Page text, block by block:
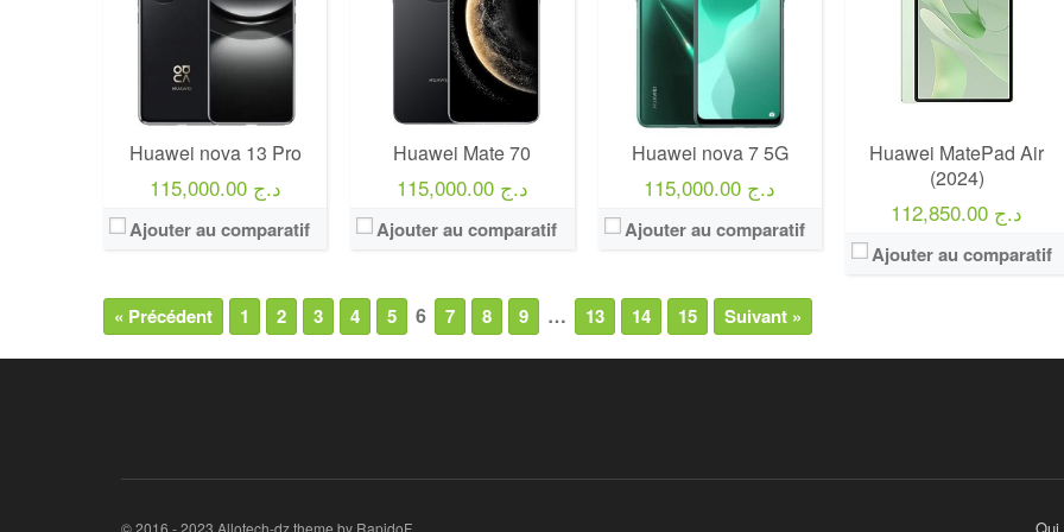
Huawei nova 13 Pro
115,000.00 د.ج
Ajouter au comparatif
Huawei Mate 70
115,000.00 د.ج
Ajouter au comparatif
Huawei nova 7 5G
115,000.00 د.ج
Ajouter au comparatif
Huawei MatePad Air
(2024)
112,850.00 د.ج
Ajouter au comparatif
« Précédent 1 2 3 4 5 6 7 8 9 … 13 14 15 Suivant »
© 2016 - 2023 Allotech-dz theme by RapidoF.